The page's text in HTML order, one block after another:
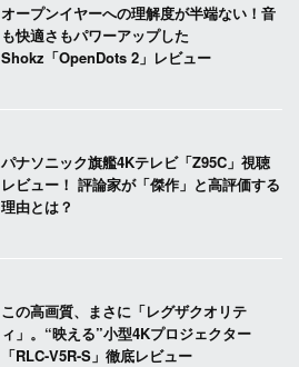
オープンイヤーへの理解度が半端ない！音
も快適さもパワーアップした
Shokz「OpenDots 2」レビュー
パナソニック旗艦4Kテレビ「Z95C」視聴
レビュー！ 評論家が「傑作」と高評価する
理由とは？
この高画質、まさに「レグザクオリテ
ィ」。“映える”小型4Kプロジェクター
「RLC-V5R-S」徹底レビュー